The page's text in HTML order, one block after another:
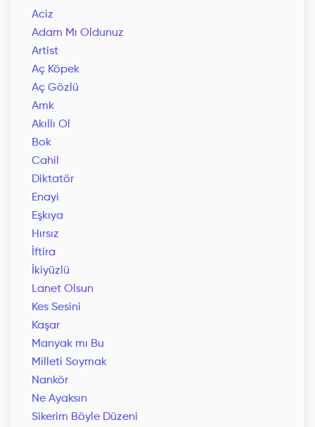
Aciz
Adam Mı Oldunuz
Artist
Aç Köpek
Aç Gözlü
Amk
Akıllı Ol
Bok
Cahil
Diktatör
Enayi
Eşkıya
Hırsız
İftira
İkiyüzlü
Lanet Olsun
Kes Sesini
Kaşar
Manyak mı Bu
Milleti Soymak
Nankör
Ne Ayaksın
Sikerim Böyle Düzeni